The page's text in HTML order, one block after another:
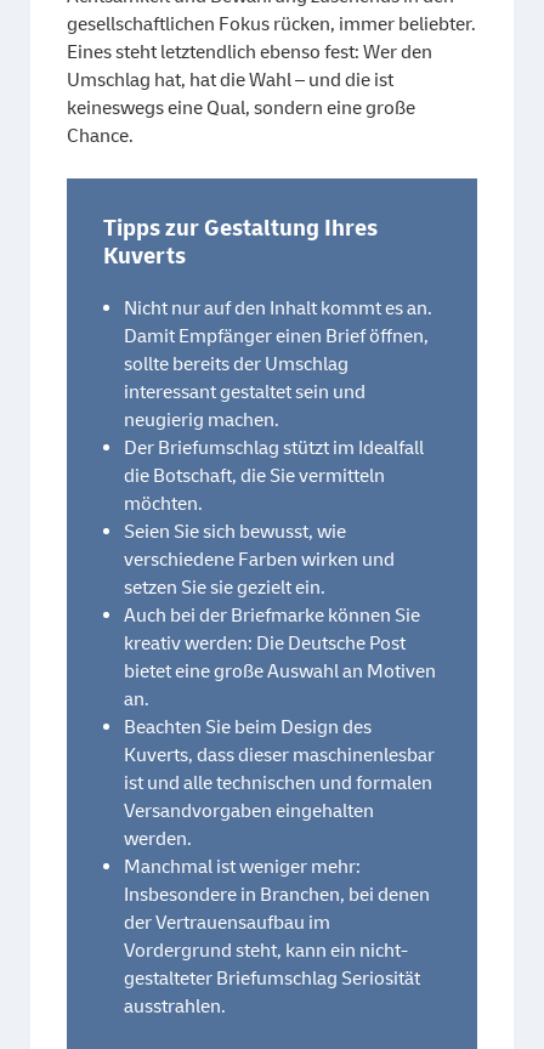
gesellschaftlichen Fokus rücken, immer beliebter.
Eines steht letztendlich ebenso fest: Wer den
Umschlag hat, hat die Wahl – und die ist
keineswegs eine Qual, sondern eine große
Chance.
Tipps zur Gestaltung Ihres
Kuverts
Nicht nur auf den Inhalt kommt es an.
Damit Empfänger einen Brief öffnen,
sollte bereits der Umschlag
interessant gestaltet sein und
neugierig machen.
Der Briefumschlag stützt im Idealfall
die Botschaft, die Sie vermitteln
möchten.
Seien Sie sich bewusst, wie
verschiedene Farben wirken und
setzen Sie sie gezielt ein.
Auch bei der Briefmarke können Sie
kreativ werden: Die Deutsche Post
bietet eine große Auswahl an Motiven
an.
Beachten Sie beim Design des
Kuverts, dass dieser maschinenlesbar
ist und alle technischen und formalen
Versandvorgaben eingehalten
werden.
Manchmal ist weniger mehr:
Insbesondere in Branchen, bei denen
der Vertrauensaufbau im
Vordergrund steht, kann ein nicht-
gestalteter Briefumschlag Seriosität
ausstrahlen.